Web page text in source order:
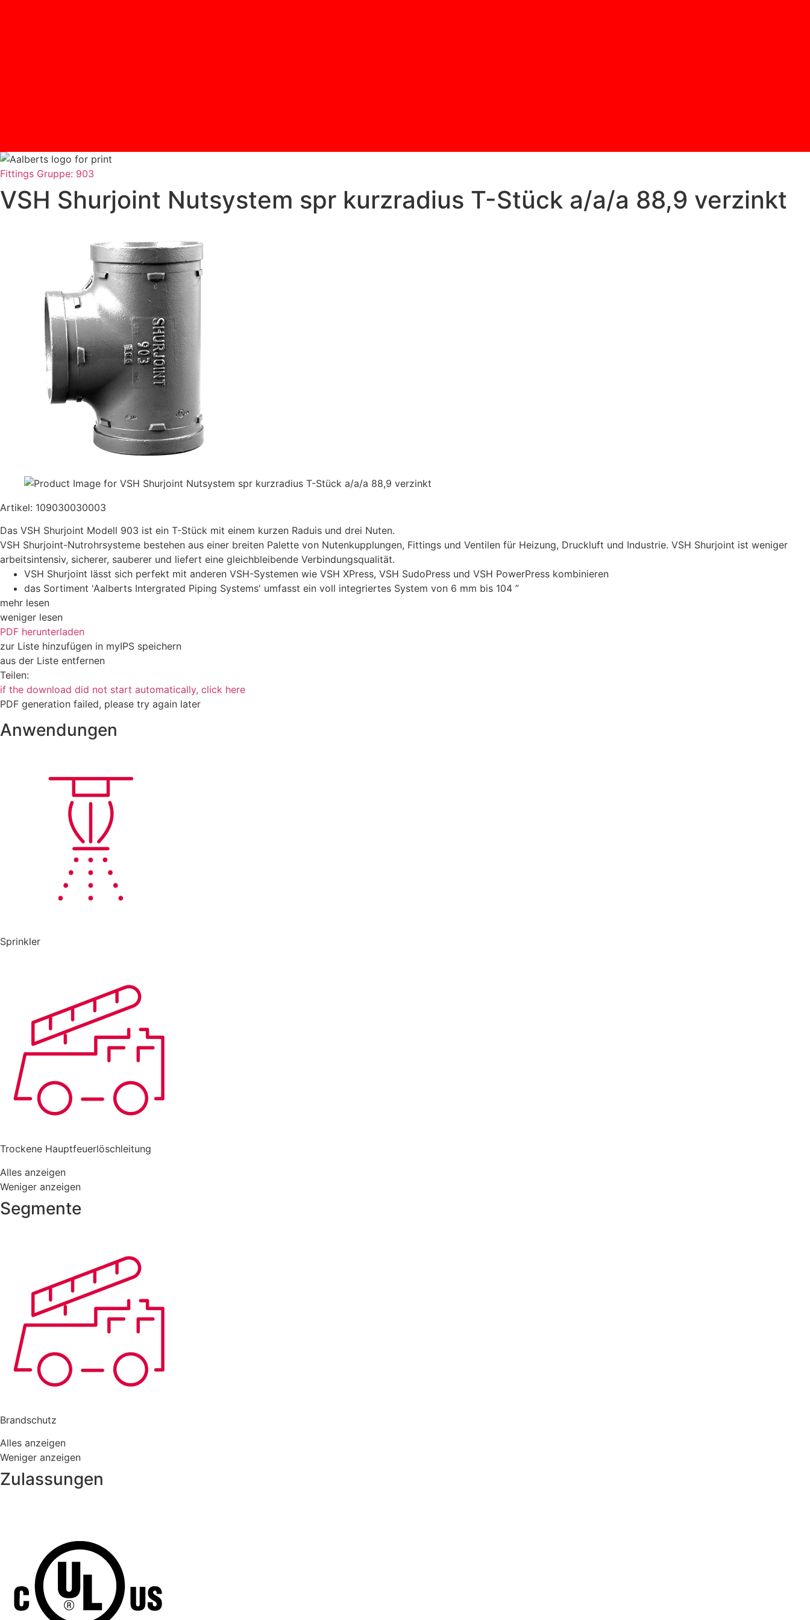
Fittings Gruppe: 903
VSH Shurjoint Nutsystem spr kurzradius T-Stück a/a/a 88,9 verzinkt
Artikel: 109030030003
Das VSH Shurjoint Modell 903 ist ein T-Stück mit einem kurzen Raduis und drei Nuten.
VSH Shurjoint-Nutrohrsysteme bestehen aus einer breiten Palette von Nutenkupplungen, Fittings und Ventilen für Heizung, Druckluft und Industrie. VSH Shurjoint ist weniger
arbeitsintensiv, sicherer, sauberer und liefert eine gleichbleibende Verbindungsqualität.
VSH Shurjoint lässt sich perfekt mit anderen VSH-Systemen wie VSH XPress, VSH SudoPress und VSH PowerPress kombinieren
das Sortiment 'Aalberts Intergrated Piping Systems' umfasst ein voll integriertes System von 6 mm bis 104 ”
mehr lesen
weniger lesen
PDF herunterladen
zur Liste hinzufügen in myIPS speichern
aus der Liste entfernen
Teilen:
if the download did not start automatically, click here
PDF generation failed, please try again later
Anwendungen
Sprinkler
Trockene Hauptfeuerlöschleitung
Alles anzeigen
Weniger anzeigen
Segmente
Brandschutz
Alles anzeigen
Weniger anzeigen
Zulassungen